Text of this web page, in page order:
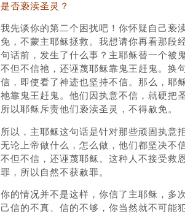
是否亵渎圣灵？
我先谈你的第二个困扰吧！你怀疑自己亵
免，不蒙主耶稣拯救。我想请你再看那段
句话前，发生了什么事？主耶稣替一个被
不但不信祂，还诬蔑耶稣靠鬼王赶鬼。换
信，即使看了神迹也坚持不信。那么，耶
祂靠鬼王赶鬼。他们因执意不信，就硬把
所以耶稣斥责他们亵渎圣灵，不得赦免。
所以，主耶稣这句话是针对那些顽固执意
无论上帝做什么，怎么做，他们都坚决不
不但不信，还诬蔑耶稣。这种人不接受救
罪，所以自然不获赦罪。
你的情况并不是这样，你信了主耶稣，多
己信的不真、信的不够，你当然就不可能